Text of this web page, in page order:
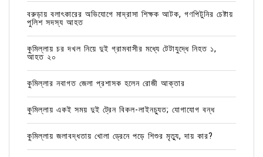
বরুড়ায় বলাৎকারের অভিযোগে মাদ্রাসা শিক্ষক আটক, গণপিটুনির চেষ্টায়
পুলিশ সদস্য আহত
কুমিল্লায় চর দখল নিয়ে দুই গ্রামবাসীর মধ্যে টেটাযুদ্ধে নিহত ১,
আহত ২০
কুমিল্লার নবাগত জেলা প্রশাসক হলেন রোজী আক্তার
কুমিল্লায় একই সময় দুই ট্রেন বিকল-লাইনচ্যুত; যোগাযোগ বন্ধ
কুমিল্লায় জলাবদ্ধতায় খোলা ড্রেনে পড়ে শিশুর মৃত্যু, দায় কার?